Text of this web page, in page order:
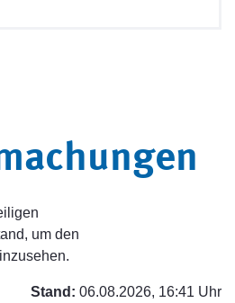
um den
Stand: 06.08.2026, 16:41 Uhr